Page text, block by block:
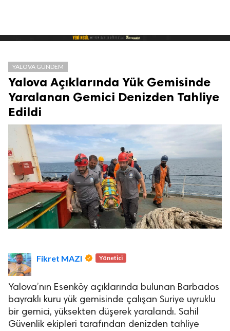
Asayiş
YALOVA GÜNDEM
Yalova Açıklarında Yük Gemisinde
Yaralanan Gemici Denizden Tahliye
Edildi
Fikret MAZI Yönetici
Yalova’nın Esenköy açıklarında bulunan Barbados
bayraklı kuru yük gemisinde çalışan Suriye uyruklu
bir gemici, yüksekten düşerek yaralandı. Sahil
Güvenlik ekipleri tarafından denizden tahliye